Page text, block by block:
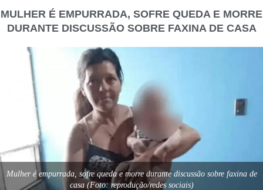
MULHER É EMPURRADA, SOFRE QUEDA E MORRE
DURANTE DISCUSSÃO SOBRE FAXINA DE CASA
Mulher é empurrada, sofre queda e morre durante discussão sobre faxina de
casa (Foto: reprodução/redes sociais)